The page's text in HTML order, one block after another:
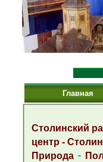
Главная
Столинский
центр - Столин
Природа -